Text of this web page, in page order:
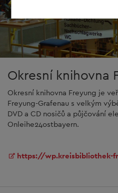
Okresní knihovna
Okresní knihovna Freyung je
Freyung-Grafenau s velkým
DVD a CD nosičů a půjčování
Onleihe24ostbayern.
https://wp.kreisbibliothek-